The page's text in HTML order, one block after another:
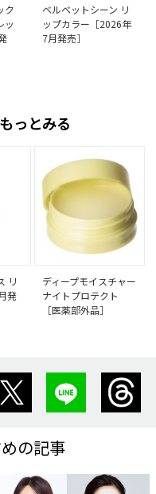
ク
ッ
ベルベットシーン リ
ップカラー［2026年
7月発売］
っとみる
リ
発
ディープモイスチャー
ナイトプロテクト
［医薬部外品］
の記事